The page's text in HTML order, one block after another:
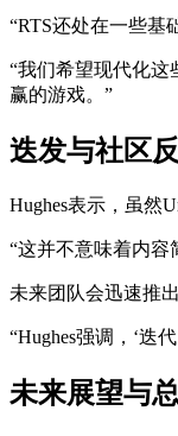
“RTS还处在一些基
“我们希望现代化
赢的游戏。”
迭发与社区
Hughes表示，虽然
“这并不意味着内容
未来团队会迅速推
“Hughes强调，‘迭
未来展望与